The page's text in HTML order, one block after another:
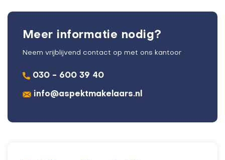
Meer informatie nodig?
Neem vrijblijvend contact op met ons kantoor
030 - 600 39 40
info@aspektmakelaars.nl